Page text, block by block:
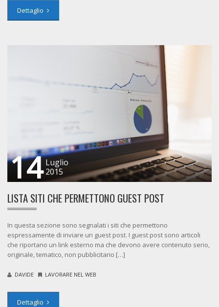
Dettaglio
14 Luglio
2015
LISTA SITI CHE PERMETTONO GUEST POST
In questa sezione sono segnalati i siti che permettono
espressamente di inviare un guest post. I guest post sono articoli
che riportano un link esterno ma che devono avere contenuto serio,
originale, tematico, non pubblicitario […]
DAVIDE LAVORARE NEL WEB
Dettaglio